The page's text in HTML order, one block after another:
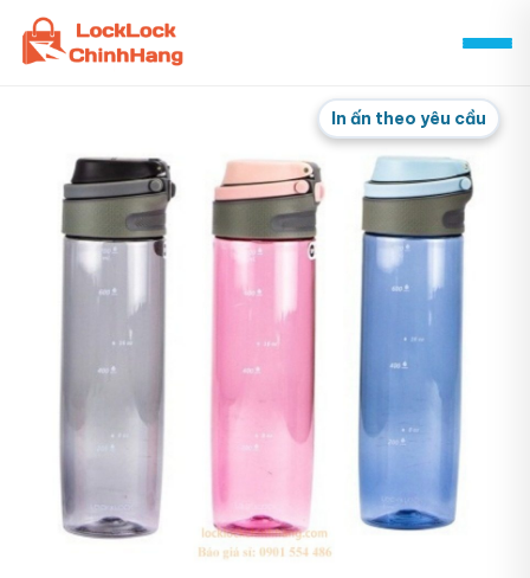
Skip
content
In ấn theo yêu cầu